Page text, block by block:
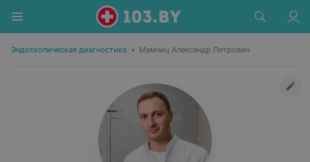
Эндоскопическая диагностика • Мамчиц Александр Петрович